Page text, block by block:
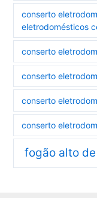
conserto
eletrodomésticos
conserto
conserto
conserto
conserto
fogão alto